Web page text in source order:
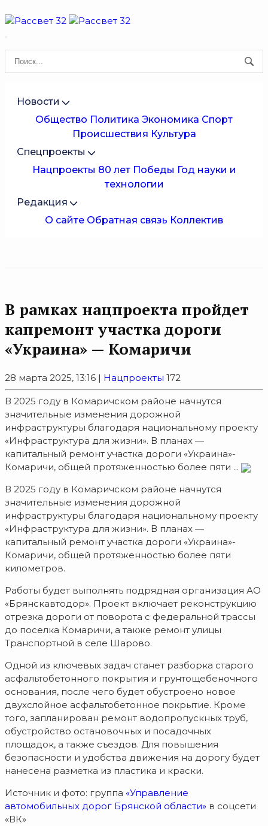
Новости
Общество Политика Экономика Спорт
Происшествия Культура
Спецпроекты
Нацпроекты 80 лет Победы Год науки и
технологии
Редакция
О сайте Обратная связь Коллектив
В рамках нацпроекта пройдет
капремонт участка дороги
«Украина» — Комаричи
28 марта 2025, 13:16 | Нацпроекты 172
В 2025 году в Комаричском районе начнутся
значительные изменения дорожной
инфраструктуры благодаря национальному проекту
«Инфраструктура для жизни». В планах —
капитальный ремонт участка дороги «Украина»-
Комаричи, общей протяженностью более пяти ...
В 2025 году в Комаричском районе начнутся
значительные изменения дорожной
инфраструктуры благодаря национальному проекту
«Инфраструктура для жизни». В планах —
капитальный ремонт участка дороги «Украина»-
Комаричи, общей протяженностью более пяти
километров.
Работы будет выполнять подрядная организация АО
«Брянскавтодор». Проект включает реконструкцию
отрезка дороги от поворота с федеральной трассы
до поселка Комаричи, а также ремонт улицы
Транспортной в селе Шарово.
Одной из ключевых задач станет разборка старого
асфальтобетонного покрытия и грунтощебеночного
основания, после чего будет обустроено новое
двухслойное асфальтобетонное покрытие. Кроме
того, запланирован ремонт водопропускных труб,
обустройство остановочных и посадочных
площадок, а также съездов. Для повышения
безопасности и удобства движения на дорогу будет
нанесена разметка из пластика и краски.
Источник и фото: группа «Управление
автомобильных дорог Брянской области» в соцсети
«ВК»